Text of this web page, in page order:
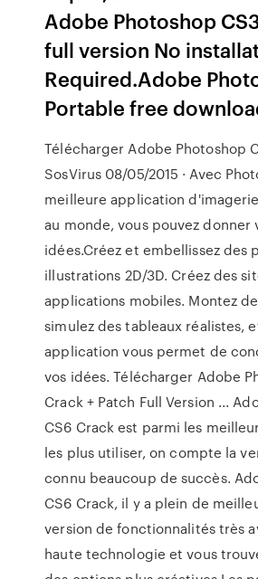
Adobe Photoshop
full version No
Required.Adobe
Portable free
Télécharger Adobe Photoshop
SosVirus 08/05/2015 · Avec
meilleure application
au monde, vous pouvez donner
idées.Créez et embellissez des
illustrations 2D/3D. Créez des
applications mobiles. Montez
simulez des tableaux réalistes,
application vous permet de
vos idées. Télécharger Adobe
Crack + Patch Full Version ...
CS6 Crack est parmi les
les plus utiliser, on compte la
connu beaucoup de succès.
CS6 Crack, il y a plein de
version de fonctionnalités très
haute technologie et vous